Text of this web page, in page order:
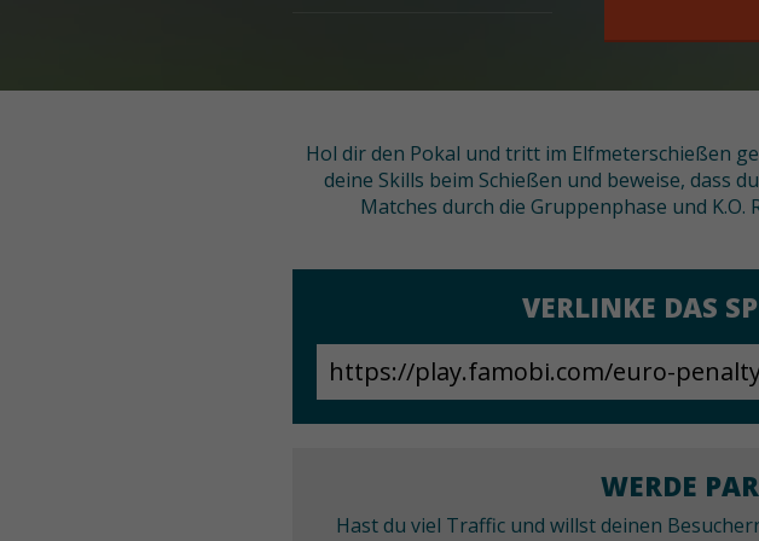
Hol dir den Pokal und tritt im Elfmeterschießen
deine Skills beim Schießen und beweise, dass
Matches durch die Gruppenphase und K.O.
VERLINKE DAS
WERDE
Hast du viel Traffic und willst deinen